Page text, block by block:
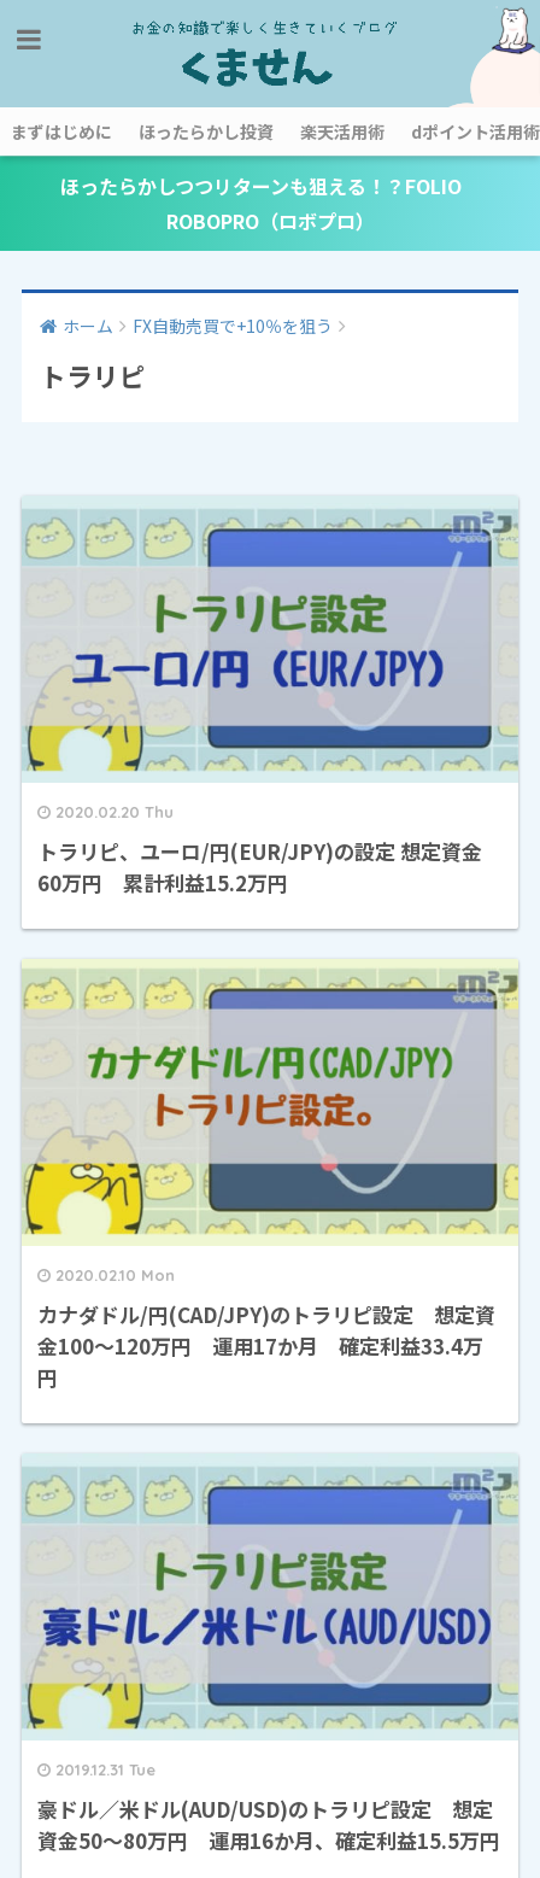
まずはじめに ほったらかし投資 楽天活用術 dポイント活用術
ほったらかしつつリターンも狙える！？FOLIO
ROBOPRO（ロボプロ）
ホーム FX自動売買で+10％を狙う
トラリピ
2020.02.20 Thu
トラリピ、ユーロ/円(EUR/JPY)の設定 想定資金
60万円 累計利益15.2万円
2020.02.10 Mon
カナダドル/円(CAD/JPY)のトラリピ設定 想定資
金100～120万円 運用17か月 確定利益33.4万
円
2019.12.31 Tue
豪ドル／米ドル(AUD/USD)のトラリピ設定 想定
資金50～80万円 運用16か月、確定利益15.5万円